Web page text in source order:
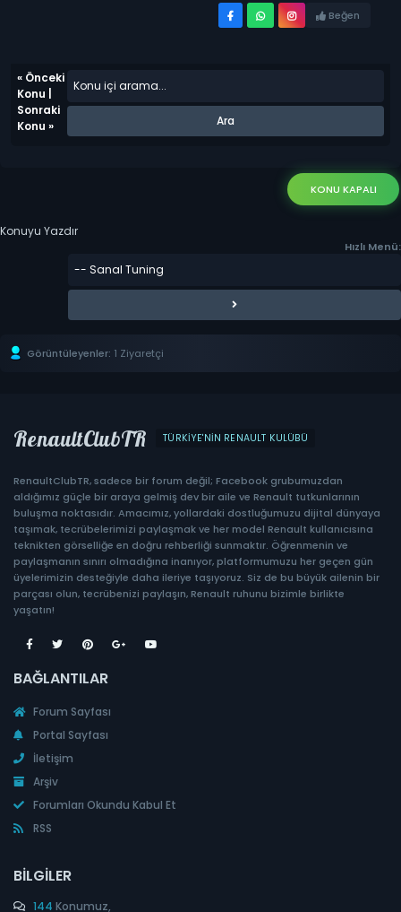
Beğen
« Önceki
Konu
Sonraki
Konu »
KONU KAPALI
Konuyu Yazdır
Hızlı Menü:
Görüntüleyenler: 1 Ziyaretçi
RenaultClubTR TÜRKIYE'NIN RENAULT KULÜBÜ
RenaultClubTR, sadece bir forum değil; Facebook grubumuzdan
aldığımız güçle bir araya gelmiş dev bir aile ve Renault tutkunlarının
buluşma noktasıdır. Amacımız, yollardaki dostluğumuzu dijital dünyaya
taşımak, tecrübelerimizi paylaşmak ve her model Renault kullanıcısına
teknikten görselliğe en doğru rehberliği sunmaktır. Öğrenmenin ve
paylaşmanın sınırı olmadığına inanıyor, platformumuzu her geçen gün
üyelerimizin desteğiyle daha ileriye taşıyoruz. Siz de bu büyük ailenin bir
parçası olun, tecrübenizi paylaşın, Renault ruhunu bizimle birlikte
yaşatın!
BAĞLANTILAR
Forum Sayfası
Portal Sayfası
İletişim
Arşiv
Forumları Okundu Kabul Et
RSS
BILGILER
144 Konumuz,